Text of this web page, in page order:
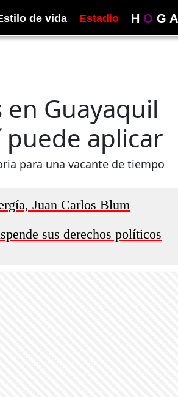
de vida Estadio H O G A
Guayaquil
puede aplicar​​​​
para una vacante de tiempo
Juan Carlos Blum
sus derechos políticos